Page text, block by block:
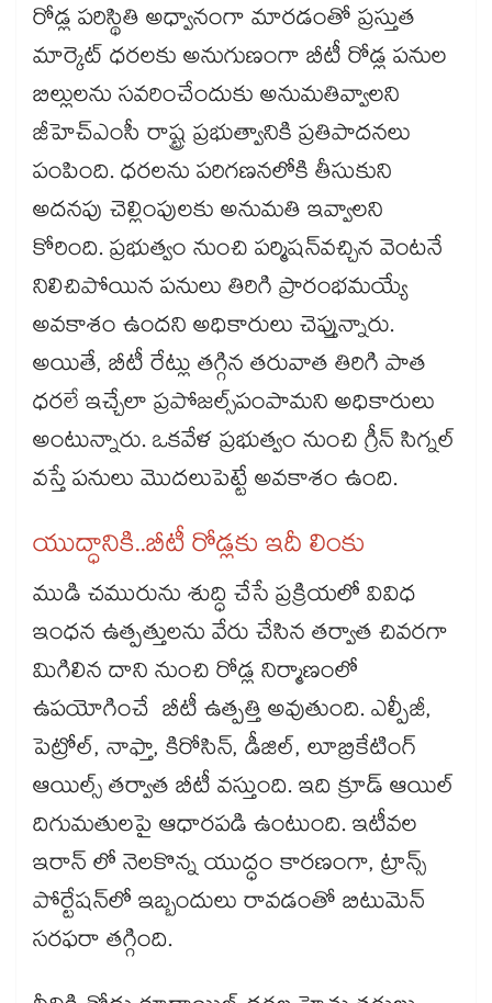
రోడ్ల పరిస్థితి అధ్వానంగా మారడంతో ప్రస్తుత
మార్కెట్ ధరలకు అనుగుణంగా బీటీ రోడ్ల పనుల
బిల్లులను సవరించేందుకు అనుమతివ్వాలని
జీహెచ్ఎంసీ రాష్ట్ర ప్రభుత్వానికి ప్రతిపాదనలు
పంపింది. ధరలను పరిగణనలోకి తీసుకుని
అదనపు చెల్లింపులకు అనుమతి ఇవ్వాలని
కోరింది. ప్రభుత్వం నుంచి పర్మిషన్​వచ్చిన వెంటనే
నిలిచిపోయిన పనులు తిరిగి ప్రారంభమయ్యే
అవకాశం ఉందని అధికారులు చెప్తున్నారు.
అయితే, బీటీ రేట్లు తగ్గిన తరువాత తిరిగి పాత
ధరలే ఇచ్చేలా ప్రపోజల్స్​పంపామని అధికారులు
అంటున్నారు. ఒకవేళ ప్రభుత్వం నుంచి గ్రీన్ సిగ్నల్
వస్తే పనులు మొదలుపెట్టే అవకాశం ఉంది.
యుద్ధానికి..బీటీ రోడ్లకు ఇదీ లింకు
ముడి చమురును శుద్ధి చేసే ప్రక్రియలో వివిధ
ఇంధన ఉత్పత్తులను వేరు చేసిన తర్వాత చివరగా
మిగిలిన దాని నుంచి రోడ్ల నిర్మాణంలో
ఉపయోగించే బీటీ ఉత్పత్తి అవుతుంది. ఎల్పీజీ,
పెట్రోల్, నాఫ్తా, కిరోసిన్, డీజిల్, లూబ్రికేటింగ్
ఆయిల్స్ తర్వాత బీటీ వస్తుంది. ఇది క్రూడ్ ఆయిల్
దిగుమతులపై ఆధారపడి ఉంటుంది. ఇటీవల
ఇరాన్ లో నెలకొన్న యుద్ధం కారణంగా, ట్రాన్స్​
పోర్టేషన్​లో ఇబ్బందులు రావడంతో బిటుమెన్
సరఫరా తగ్గింది.